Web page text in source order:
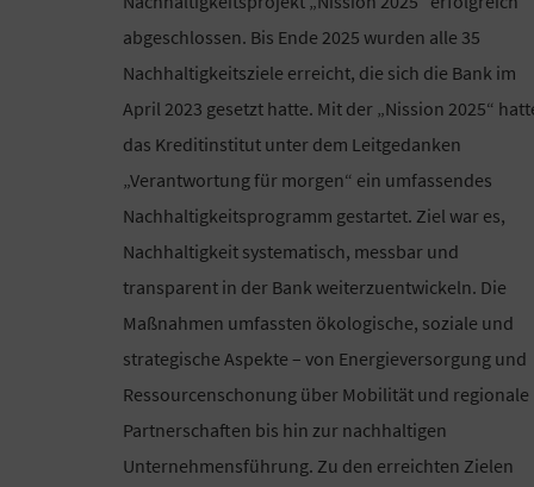
abgeschlossen. Bis Ende 2025 wurden alle 35
Nachhaltigkeitsziele erreicht, die sich die Bank im
April 2023 gesetzt hatte. Mit der „Nission 2025“
das Kreditinstitut unter dem Leitgedanken
„Verantwortung für morgen“ ein umfassendes
Nachhaltigkeitsprogramm gestartet. Ziel war es,
Nachhaltigkeit systematisch, messbar und
transparent in der Bank weiterzuentwickeln. Die
Maßnahmen umfassten ökologische, soziale und
strategische Aspekte – von Energieversorgung und
Ressourcenschonung über Mobilität und regionale
Partnerschaften bis hin zur nachhaltigen
Unternehmensführung. Zu den erreichten Zielen